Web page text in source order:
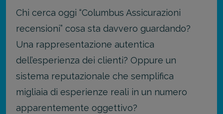
Chi cerca oggi “Columbus Assicurazioni
recensioni” cosa sta davvero guardando?
Una rappresentazione autentica
dell’esperienza dei clienti? Oppure un
sistema reputazionale che semplifica
migliaia di esperienze reali in un numero
apparentemente oggettivo?